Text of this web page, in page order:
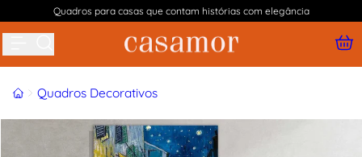
Quadros para casas que contam histórias com elegância
InícioQuadros Decorativos